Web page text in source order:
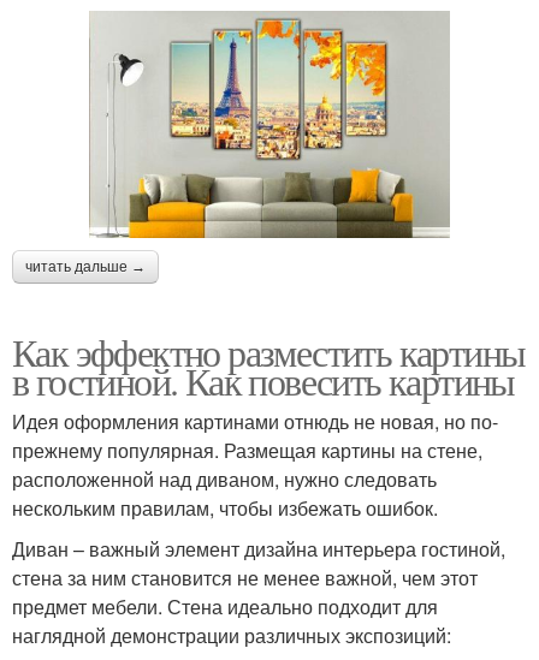
читать дальше →
Как эффектно разместить картины
в гостиной. Как повесить картины
Идея оформления картинами отнюдь не новая, но по-
прежнему популярная. Размещая картины на стене,
расположенной над диваном, нужно следовать
нескольким правилам, чтобы избежать ошибок.
Диван – важный элемент дизайна интерьера гостиной,
стена за ним становится не менее важной, чем этот
предмет мебели. Стена идеально подходит для
наглядной демонстрации различных экспозиций: